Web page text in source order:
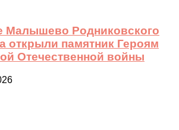
Малышево Родниковского
открыли памятник Героям
Отечественной войны